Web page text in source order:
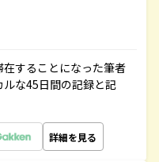
することになった筆者
な45日間の記録と記
詳細を見る